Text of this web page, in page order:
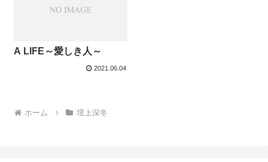
A LIFE～愛しき人～
2021.06.04
ホーム 壇上深冬